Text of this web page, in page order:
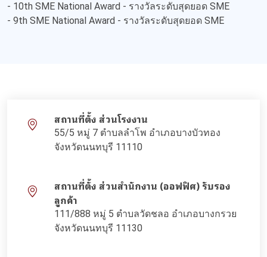
- 10th SME National Award - รางวัลระดับสุดยอด SME
- 9th SME National Award - รางวัลระดับสุดยอด SME
สถานที่ตั้ง ส่วนโรงงาน
55/5 หมู่ 7 ตำบลลำโพ อำเภอบางบัวทอง
จังหวัดนนทบุรี 11110
สถานที่ตั้ง ส่วนสำนักงาน (ออฟฟิศ) รับรอง
ลูกค้า
111/888 หมู่ 5 ตำบลวัดชลอ อำเภอบางกรวย
จังหวัดนนทบุรี 11130